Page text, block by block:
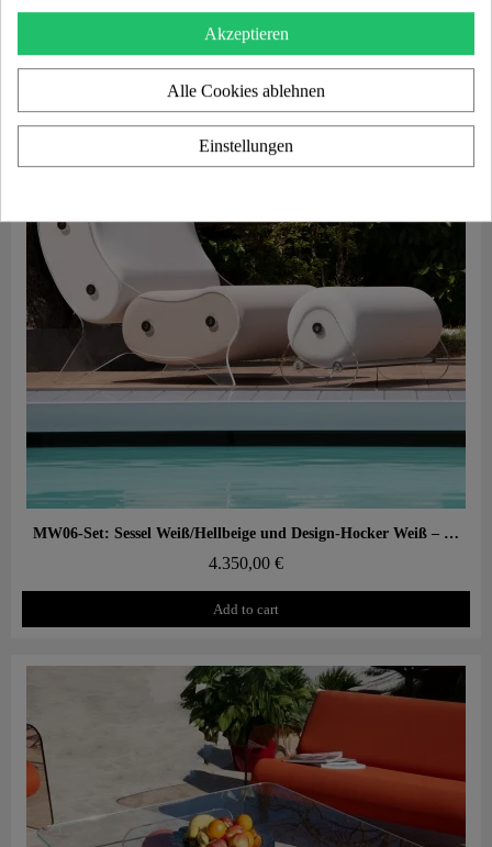
Add to cart
Aperçu rapide MW06-Set: Sessel Weiß/Hellbeige und Design-Hocker Weiß – PMMA, Alveolarschaum
4.350,00 €
Add to cart
Akzeptieren
Alle Cookies ablehnen
Einstellungen